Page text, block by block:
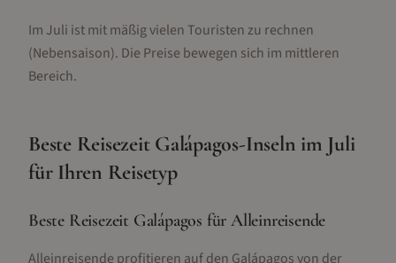
Im Juli ist mit mäßig vielen Touristen zu rechnen
(Nebensaison). Die Preise bewegen sich im mittleren
Bereich.
Beste Reisezeit Galápagos-Inseln im Juli
für Ihren Reisetyp
Beste Reisezeit Galápagos für Alleinreisende
Alleinreisende profitieren auf den Galápagos von der